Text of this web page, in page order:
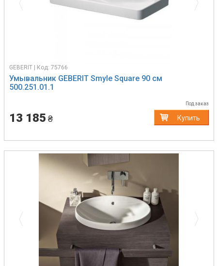
GEBERIT | Код: 75766
Умывальник GEBERIT Smyle Square 90 см
500.251.01.1
Под заказ
13 185 ₴ Купить